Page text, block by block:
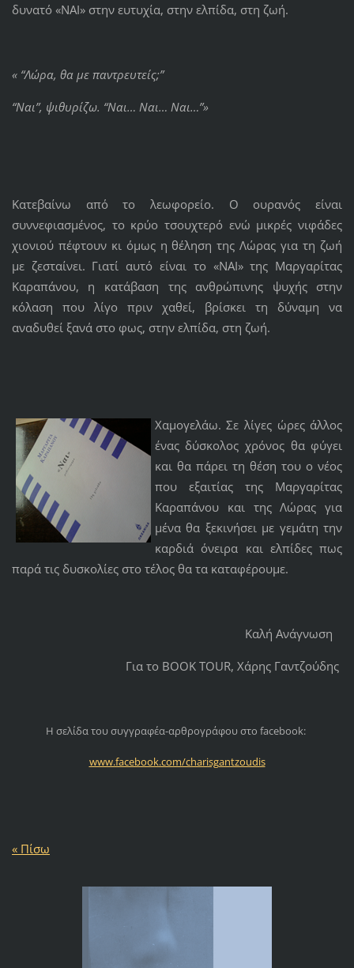
δυνατό «ΝΑΙ» στην ευτυχία, στην ελπίδα, στη ζωή.
« “Λώρα, θα με παντρευτείς;”
“Ναι”, ψιθυρίζω. “Ναι… Ναι… Ναι…”»
Κατεβαίνω από το λεωφορείο. Ο ουρανός είναι
συννεφιασμένος, το κρύο τσουχτερό ενώ μικρές νιφάδες
χιονιού πέφτουν κι όμως η θέληση της Λώρας για τη ζωή
με ζεσταίνει. Γιατί αυτό είναι το «ΝΑΙ» της Μαργαρίτας
Καραπάνου, η κατάβαση της ανθρώπινης ψυχής στην
κόλαση που λίγο πριν χαθεί, βρίσκει τη δύναμη να
αναδυθεί ξανά στο φως, στην ελπίδα, στη ζωή.
Χαμογελάω. Σε λίγες ώρες άλλος
ένας δύσκολος χρόνος θα φύγει
και θα πάρει τη θέση του ο νέος
που εξαιτίας της Μαργαρίτας
Καραπάνου και της Λώρας για
μένα θα ξεκινήσει με γεμάτη την
καρδιά όνειρα και ελπίδες πως
παρά τις δυσκολίες στο τέλος θα τα καταφέρουμε.
Καλή Ανάγνωση
Για το BOOK TOUR, Χάρης Γαντζούδης
Η σελίδα του συγγραφέα-αρθρογράφου στο facebook:
www.facebook.com/charisgantzoudis
« Πίσω